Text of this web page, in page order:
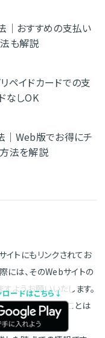
ードはこちら↓
｜おすすめの支払い
も解説
ペイドカードでの支
なしOK
Web版でお得にチ
法を解説
トにもリンクされてお
には、そのWebサイトの
ようお願いいたします。
どにお答えすることは